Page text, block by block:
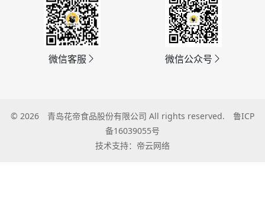
微信客服 微信公众号
© 2026 青岛花帝食品股份有限公司 All rights reserved. 鲁ICP
备16039055号
技术支持：帝云网络